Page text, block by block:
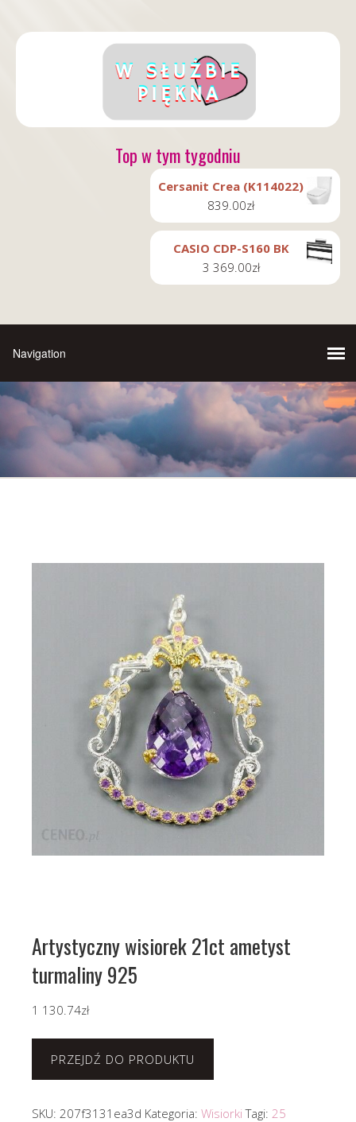
Top w tym tygodniu
Cersanit Crea (K114022)
839.00zł
CASIO CDP-S160 BK
3 369.00zł
Artystyczny wisiorek 21ct ametyst
turmaliny 925
1 130.74zł
PRZEJDŹ DO PRODUKTU
SKU: 207f3131ea3d Kategoria: Wisiorki Tagi: 25